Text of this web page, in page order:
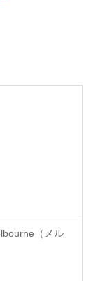
（メル